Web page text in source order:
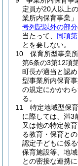
定員が20人以上
業所内保育事業
号列記以外の部分
当たって、 同項
とを要しない。
10
保育所型事業
第6条の3第12項
町長が適当と認
型事業所内保育
の規定にかかわ
る。
11
特定地域型保
に際しては、満3
又は他の特定教
る教育・保育と
認定子どもに係
保育施設等、地
との密接な連携